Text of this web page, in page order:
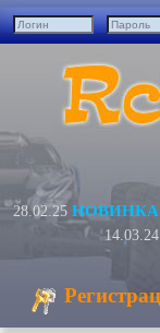
28.02.25 НОВИНКА!
14.03.24